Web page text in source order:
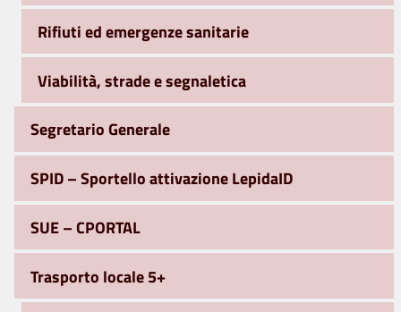
Rifiuti ed emergenze sanitarie
Viabilità, strade e segnaletica
Segretario Generale
SPID – Sportello attivazione LepidaID
SUE – CPORTAL
Trasporto locale 5+